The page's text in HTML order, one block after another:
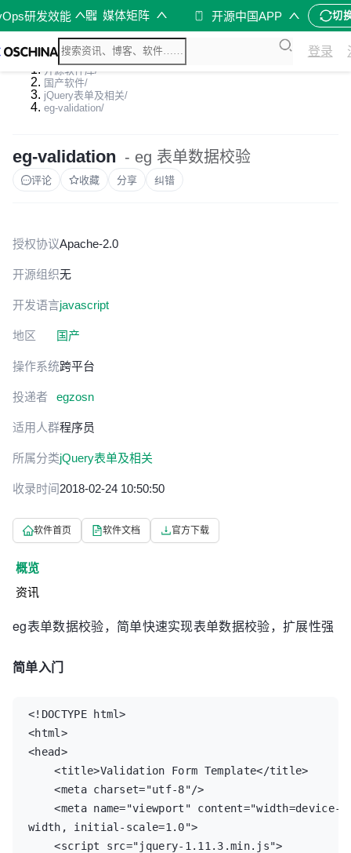
研发效能 媒体矩阵 开源中国APP 切
登录
开源软件库/
国产软件/
jQuery表单及相关/
eg-validation/
eg-validation - eg 表单数据校验
评论 收藏 分享 纠错
授权协议Apache-2.0
开源组织无
开发语言javascript
地区 国产
操作系统跨平台
投递者 egzosn
适用人群程序员
所属分类jQuery表单及相关
收录时间2018-02-24 10:50:50
软件首页 软件文档 官方下载
概览
资讯
eg表单数据校验，简单快速实现表单数据校验，扩展性强
简单入门
<!DOCTYPE html>
<html>
<head>
<title>Validation Form Template</title>
<meta charset="utf-8"/>
<meta name="viewport" content="width=device-
width, initial-scale=1.0">
<script src="jquery-1.11.3.min.js">